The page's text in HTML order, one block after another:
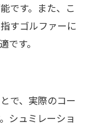
です。また、こ
すゴルファーに
す。
で、実際のコー
シュミレーショ